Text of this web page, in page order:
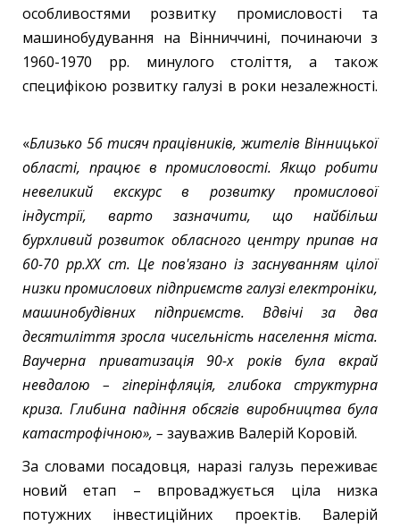
особливостями розвитку промисловості та
машинобудування на Вінниччині, починаючи з
1960-1970 рр. минулого століття, а також
специфікою розвитку галузі в роки незалежності.
«Близько 56 тисяч працівників, жителів Вінницької
області, працює в промисловості.Якщо робити
невеликий екскурс в розвитку промислової
індустрії, варто зазначити, що найбільш
бурхливий розвиток обласного центру припав на
60-70 рр.ХХ ст. Це пов'язано із заснуванням цілої
низки промислових підприємств галузі електроніки,
машинобудівних підприємств. Вдвічі за два
десятиліття зросла чисельність населення міста.
Ваучерна приватизація 90-х років була вкрай
невдалою – гіперінфляція, глибока структурна
криза. Глибина падіння обсягів виробництва була
катастрофічною», – зауважив Валерій Коровій.
За словами посадовця, наразі галузь переживає
новий етап – впроваджується ціла низка
потужних інвестиційних проектів. Валерій